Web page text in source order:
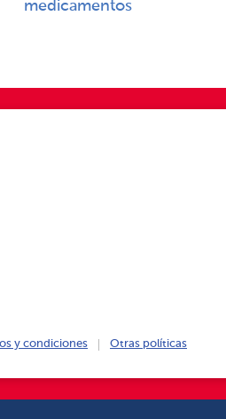
medicamentos
y condiciones Otras políticas